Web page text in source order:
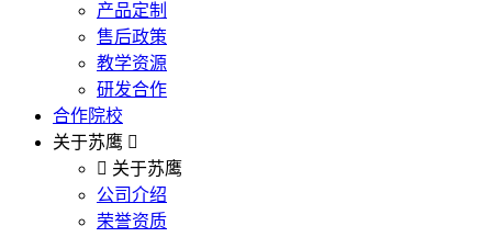
产品定制
售后政策
教学资源
研发合作
合作院校
关于苏鹰
关于苏鹰
公司介绍
荣誉资质